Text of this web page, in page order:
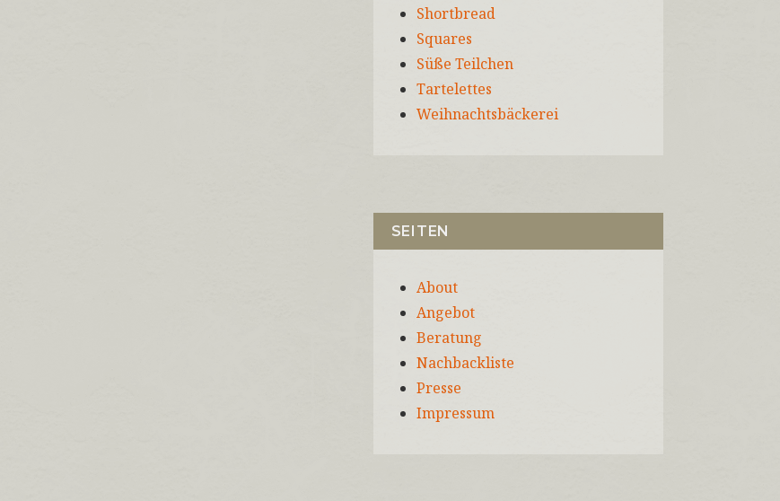
Shortbread
Squares
Süße Teilchen
Tartelettes
Weihnachtsbäckerei
SEITEN
About
Angebot
Beratung
Nachbackliste
Presse
Impressum